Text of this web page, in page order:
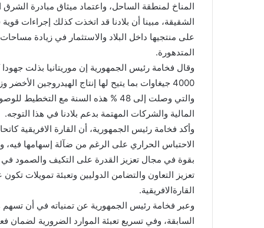
المناخ لمنطقة الساحل، واعتماد ميثاق مبادرة الشرق
الشقيقة، مبينا أن بلادنا قد اتخذت كذلك إجراءات
على منتجيها داخل البلاد والاستثمار في زيادة
المتدهورة.
وقال فخامة رئيس الجمهورية إن موريتانيا بذلت
4000 جيغاوات بما يتيح لها إنتاج الهيدروجين
المالية والشركات المهتمة بدعم بلادنا في هذا التوجه.
وأكد فخامة رئيس الجمهورية، أن القارة الافريقية
الاحتباس الحراري على الرغم من ضآلة إسهامها
بقوة في مجال تعزيز القدرة على التكيف والصمود في
تعزيز التعاون والتضامن الدوليين وتعبئة تمويلات
القارةالافريقية.
السابقة، وفي تسريع تعبئة الموارد الضرورية لضمان